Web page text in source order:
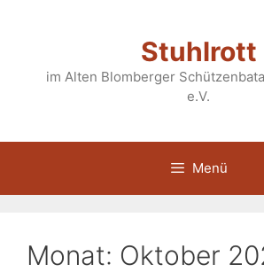
Stuhlrott
im Alten Blomberger
e.V.
Menü
Monat: Oktober